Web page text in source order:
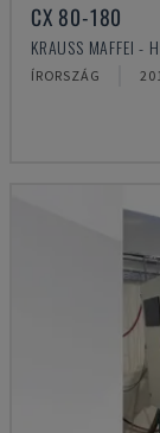
CX 80-180
KRAUSS MAFFEI -
ÍRORSZÁG